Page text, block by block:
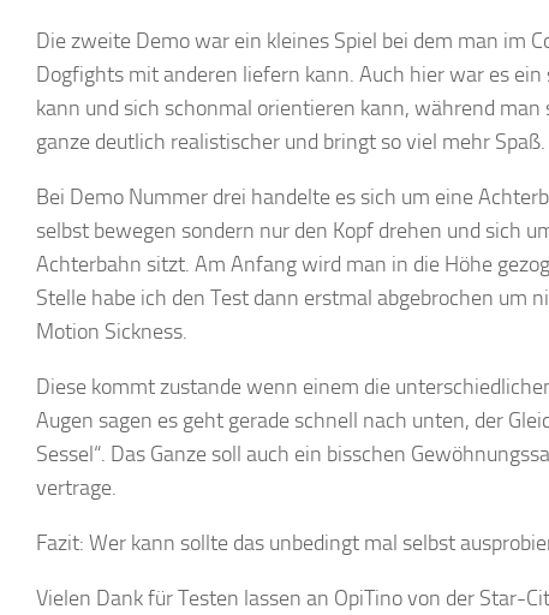
Die zweite Demo war ein kleines Spiel bei dem man im
Dogfights mit anderen liefern kann. Auch hier war es
kann und sich schonmal orientieren kann, während
ganze deutlich realistischer und bringt so viel mehr Spaß.
Bei Demo Nummer drei handelte es sich um eine
selbst bewegen sondern nur den Kopf drehen und sich
Achterbahn sitzt. Am Anfang wird man in die Höhe
Stelle habe ich den Test dann erstmal abgebrochen um
Motion Sickness.
Diese kommt zustande wenn einem die
Augen sagen es geht gerade schnell nach unten, der
Sessel“. Das Ganze soll auch ein bisschen
vertrage.
Fazit: Wer kann sollte das unbedingt mal selbst
Vielen Dank für Testen lassen an OpiTino von der Star-